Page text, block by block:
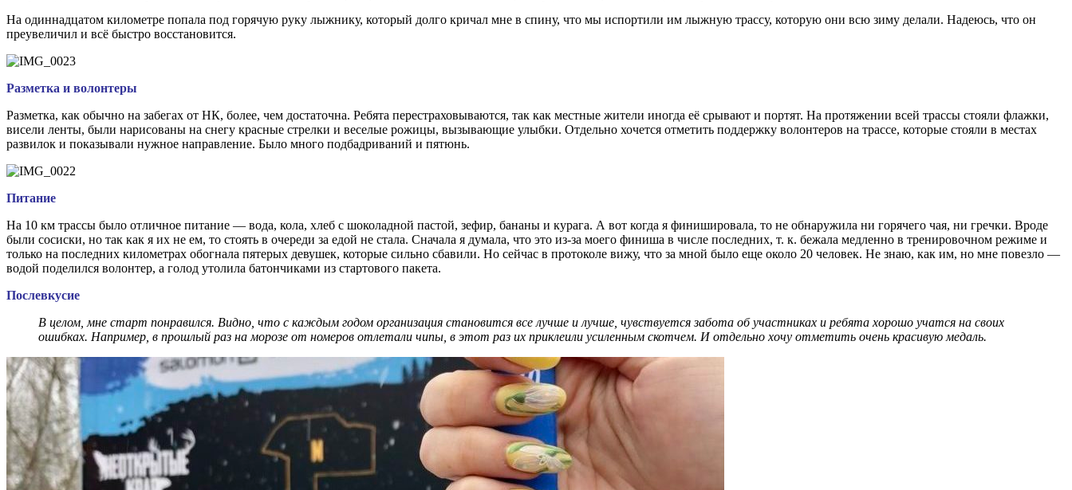
На одиннадцатом километре попала под горячую руку лыжнику, который долго кричал мне в спину, что мы испортили им лыжную трассу, которую они всю зиму делали. Надеюсь, что он
преувеличил и всё быстро восстановится.
Разметка и волонтеры
Разметка, как обычно на забегах от НК, более, чем достаточна. Ребята перестраховываются, так как местные жители иногда её срывают и портят. На протяжении всей трассы стояли флажки,
висели ленты, были нарисованы на снегу красные стрелки и веселые рожицы, вызывающие улыбки. Отдельно хочется отметить поддержку волонтеров на трассе, которые стояли в местах
развилок и показывали нужное направление. Было много подбадриваний и пятюнь.
Питание
На 10 км трассы было отличное питание — вода, кола, хлеб с шоколадной пастой, зефир, бананы и курага. А вот когда я финишировала, то не обнаружила ни горячего чая, ни гречки. Вроде
были сосиски, но так как я их не ем, то стоять в очереди за едой не стала. Сначала я думала, что это из-за моего финиша в числе последних, т. к. бежала медленно в тренировочном режиме и
только на последних километрах обогнала пятерых девушек, которые сильно сбавили. Но сейчас в протоколе вижу, что за мной было еще около 20 человек. Не знаю, как им, но мне повезло —
водой поделился волонтер, а голод утолила батончиками из стартового пакета.
Послевкусие
В целом, мне старт понравился. Видно, что с каждым годом организация становится все лучше и лучше, чувствуется забота об участниках и ребята хорошо учатся на своих
ошибках. Например, в прошлый раз на морозе от номеров отлетали чипы, в этот раз их приклеили усиленным скотчем. И отдельно хочу отметить очень красивую медаль.